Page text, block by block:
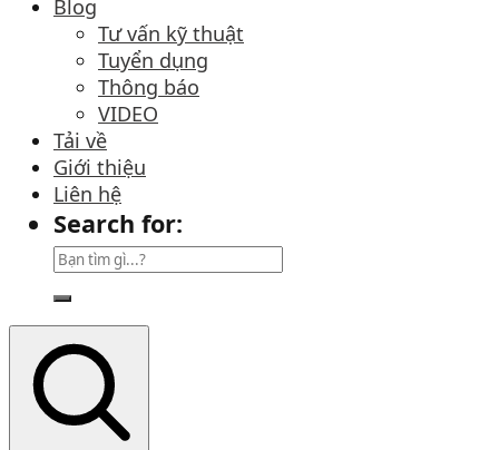
Blog
Tư vấn kỹ thuật
Tuyển dụng
Thông báo
VIDEO
Tải về
Giới thiệu
Liên hệ
Search for: